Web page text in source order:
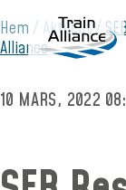
Hem Aktuellt
Alliance
10 MARS, 2022